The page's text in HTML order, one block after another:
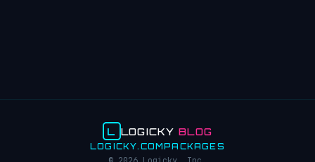
L LOGICKYBLOG
LOGICKY.COM PACKAGES